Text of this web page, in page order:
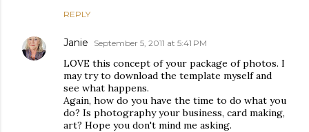
REPLY
Janie September 5, 2011 at 5:41 PM
LOVE this concept of your package of photos. I
may try to download the template myself and
see what happens.
Again, how do you have the time to do what you
do? Is photography your business, card making,
art? Hope you don't mind me asking.